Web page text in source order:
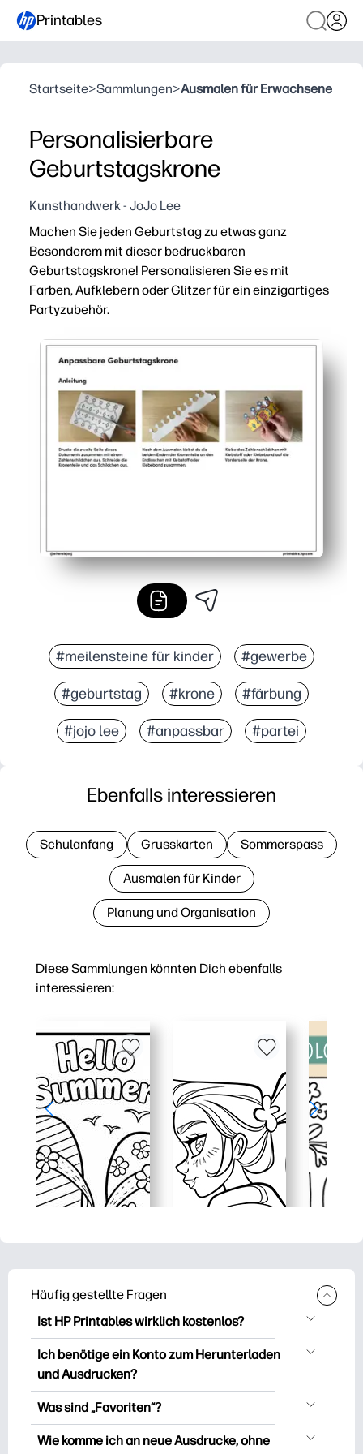
Printables
Startseite>Sammlungen>Ausmalen für Erwachsene
Personalisierbare
Geburtstagskrone
Kunsthandwerk - JoJo Lee
Machen Sie jeden Geburtstag zu etwas ganz
Besonderem mit dieser bedruckbaren
Geburtstagskrone! Personalisieren Sie es mit
Farben, Aufklebern oder Glitzer für ein einzigartiges
Partyzubehör.
#meilensteine für kinder #gewerbe
#geburtstag #krone #färbung
#jojo lee #anpassbar #partei
Diese Sammlungen könnten Dich ebenfalls
interessieren:
Ebenfalls interessieren
Schulanfang Grusskarten Sommerspass
Ausmalen für Kinder
Planung und Organisation
Häufig gestellte Fragen
Ist HP Printables wirklich kostenlos?
HP Printables bietet über 2.500
kostenlose Vorlagen zum Herunterladen
Vorlagen, unterhaltsame Arbeitsblätter
zum Lernen, Bastelideen und Karten für
besondere Anlässe, Planer, Kalender und
Ich benötige ein Konto zum Herunterladen
und Ausdrucken?
Sie können es erkunden und drucken,
Sie sich anmelden, können Sie Ihre
Was sind „Favoriten“?
Favourites is Ihr persönlicher Vorrat an
Wie komme ich an neue Ausdrucke, ohne